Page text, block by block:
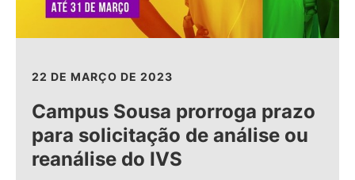
22 DE MARÇO DE 2023
Campus Sousa prorroga prazo
para solicitação de análise ou
reanálise do IVS